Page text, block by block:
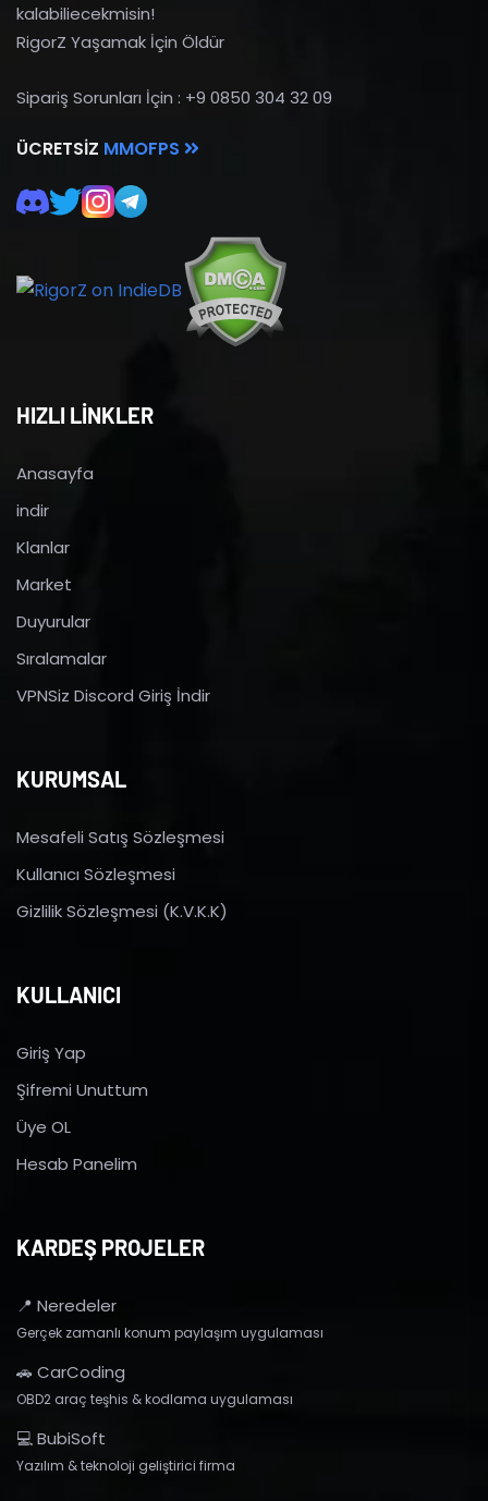
kalabiliecekmisin!
RigorZ Yaşamak İçin Öldür
Sipariş Sorunları İçin : +9 0850 304 32 09
ÜCRETSIZ MMOFPS
HIZLI LİNKLER
Anasayfa
indir
Klanlar
Market
Duyurular
Sıralamalar
VPNSiz Discord Giriş İndir
KURUMSAL
Mesafeli Satış Sözleşmesi
Kullanıcı Sözleşmesi
Gizlilik Sözleşmesi (K.V.K.K)
KULLANICI
Giriş Yap
Şifremi Unuttum
Üye OL
Hesab Panelim
KARDEŞ PROJELER
📍 Neredeler
Gerçek zamanlı konum paylaşım uygulaması
🚗 CarCoding
OBD2 araç teşhis & kodlama uygulaması
💻 BubiSoft
Yazılım & teknoloji geliştirici firma